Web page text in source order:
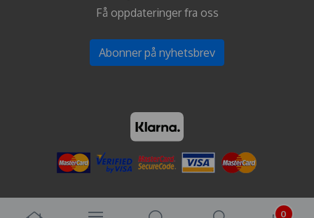
0
Få oppdateringer fra oss
Abonner på nyhetsbrev